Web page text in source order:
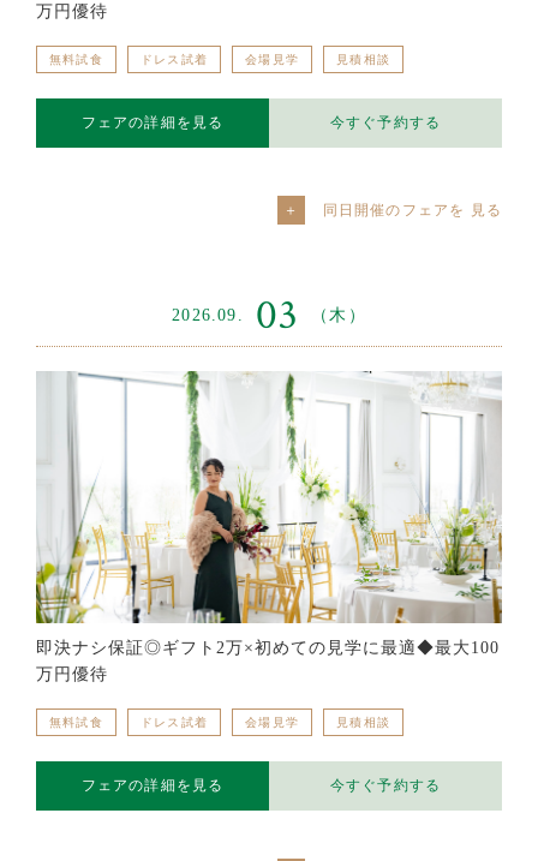
万円優待
無料試食 ドレス試着 会場見学 見積相談
フェアの詳細を見る 今すぐ予約する
同日開催のフェアを
2026.09. 03 （木）
即決ナシ保証◎ギフト2万×初めての見学に最適◆最大100
万円優待
無料試食 ドレス試着 会場見学 見積相談
フェアの詳細を見る 今すぐ予約する